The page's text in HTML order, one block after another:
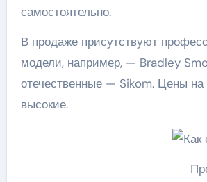
самостоятельно.
В продаже присутствуют
модели, например, — Bradley
отечественные — Sikom. Цены
высокие.